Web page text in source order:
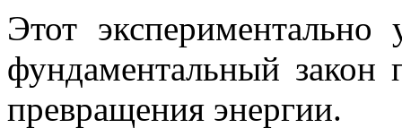
Этот экспериментально
фундаментальный
превращения энергии.